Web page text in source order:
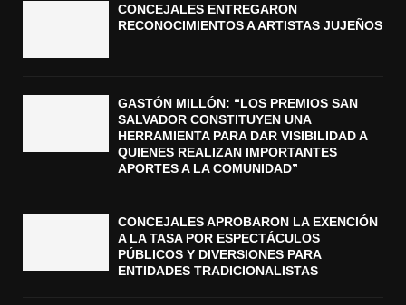
CONCEJALES ENTREGARON
RECONOCIMIENTOS A ARTISTAS JUJEÑOS
GASTÓN MILLÓN: “LOS PREMIOS SAN
SALVADOR CONSTITUYEN UNA
HERRAMIENTA PARA DAR VISIBILIDAD A
QUIENES REALIZAN IMPORTANTES
APORTES A LA COMUNIDAD”
CONCEJALES APROBARON LA EXENCIÓN
A LA TASA POR ESPECTÁCULOS
PÚBLICOS Y DIVERSIONES PARA
ENTIDADES TRADICIONALISTAS